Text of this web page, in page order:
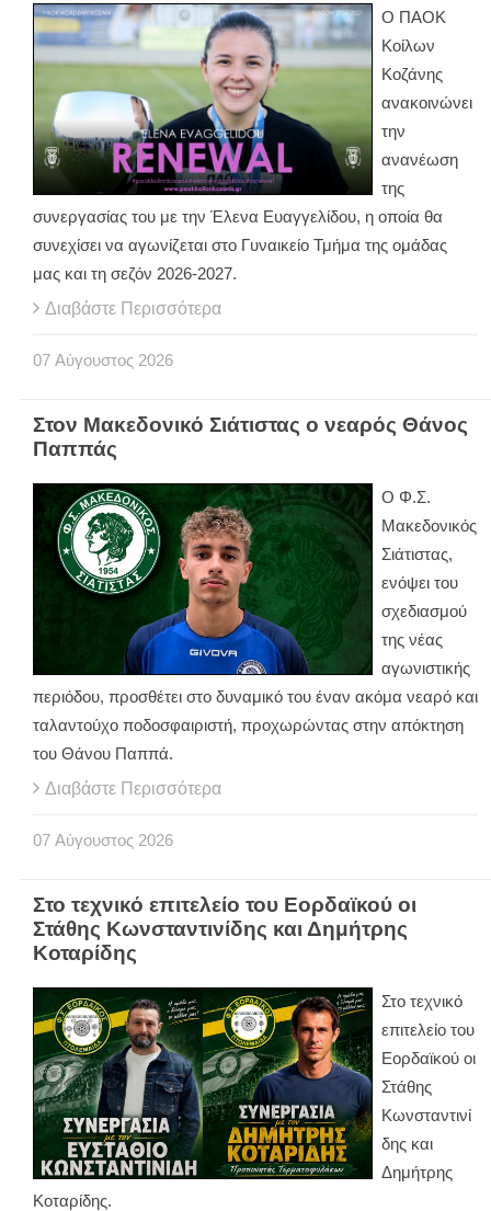
Ο ΠΑΟΚ
Κοίλων
Κοζάνης
ανακοινώνει
την
ανανέωση
της
συνεργασίας του με την Έλενα Ευαγγελίδου, η οποία θα
συνεχίσει να αγωνίζεται στο Γυναικείο Τμήμα της ομάδας
μας και τη σεζόν 2026-2027.
Διαβάστε Περισσότερα
07 Αύγουστος 2026
Στον Μακεδονικό Σιάτιστας ο νεαρός Θάνος
Παππάς
Ο Φ.Σ.
Μακεδονικός
Σιάτιστας,
ενόψει του
σχεδιασμού
της νέας
αγωνιστικής
περιόδου, προσθέτει στο δυναμικό του έναν ακόμα νεαρό και
ταλαντούχο ποδοσφαιριστή, προχωρώντας στην απόκτηση
του Θάνου Παππά.
Διαβάστε Περισσότερα
07 Αύγουστος 2026
Στο τεχνικό επιτελείο του Εορδαϊκού οι
Στάθης Κωνσταντινίδης και Δημήτρης
Κοταρίδης
Στο τεχνικό
επιτελείο του
Εορδαϊκού οι
Στάθης
Κωνσταντινί
δης και
Δημήτρης
Κοταρίδης.